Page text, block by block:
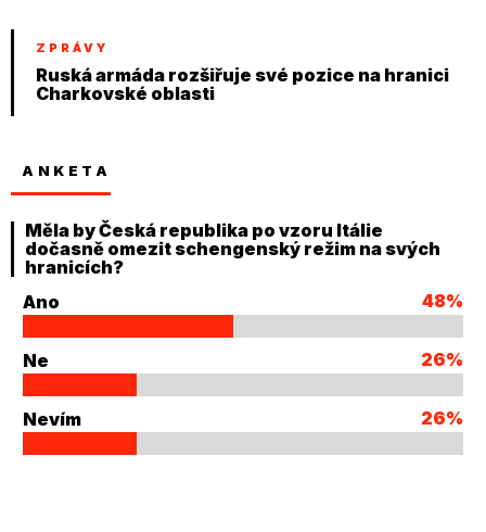
ZPRÁVY
Ruská armáda rozšiřuje své pozice na hranici
Charkovské oblasti
ANKETA
Měla by Česká republika po vzoru Itálie
dočasně omezit schengenský režim na svých
hranicích?
Ano
48%
Ne 26%
Nevím 26%